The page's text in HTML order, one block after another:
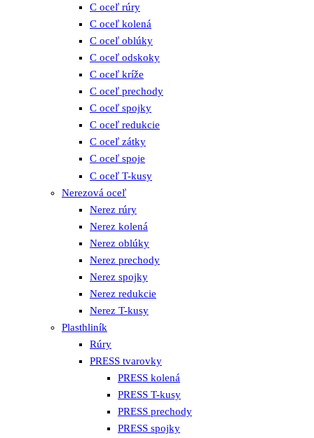
C oceľ rúry
C oceľ kolená
C oceľ oblúky
C oceľ odskoky
C oceľ kríže
C oceľ prechody
C oceľ spojky
C oceľ redukcie
C oceľ zátky
C oceľ spoje
C oceľ T-kusy
Nerezová oceľ
Nerez rúry
Nerez kolená
Nerez oblúky
Nerez prechody
Nerez spojky
Nerez redukcie
Nerez T-kusy
Plasthliník
Rúry
PRESS tvarovky
PRESS kolená
PRESS T-kusy
PRESS prechody
PRESS spojky